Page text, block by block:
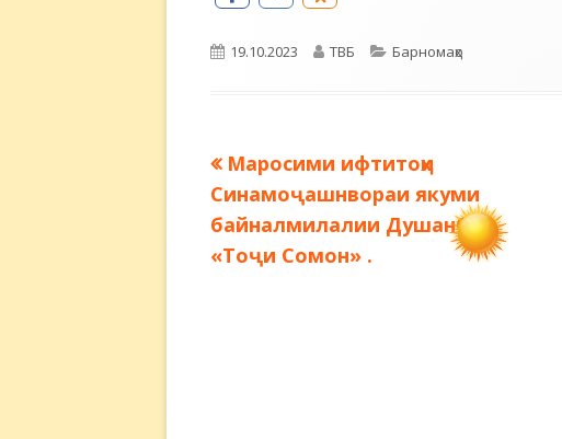
Опубликовано
19.10.2023 Автор
ТВБ Рубрики
Барномаҳо
Навигация
по
записям
Предыдущая
запись:
Маросими ифтитоҳи
Синамоҷашнвораи якуми
байналмилалии Душанбе
«Тоҷи Сомон» .